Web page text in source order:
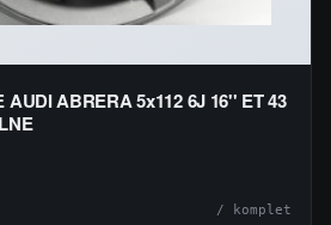
AUDI ABRERA 5x112 6J 16'' ET 43
/ komplet